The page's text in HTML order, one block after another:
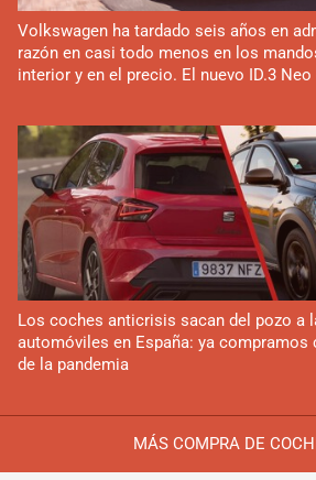
MÁS COMPRA DE
Volkswagen ha tardado seis años en
razón en casi todo menos en los
interior y en el precio. El nuevo ID.3
Los coches anticrisis sacan del pozo a
automóviles en España: ya
de la pandemia